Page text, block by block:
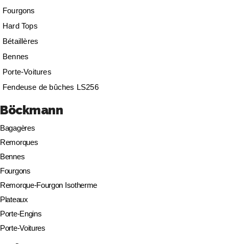
Fourgons
Hard Tops
Bétaillères
Bennes
Porte-Voitures
Fendeuse de bûches LS256
Böckmann
Bagagères
Remorques
Bennes
Fourgons
Remorque-Fourgon Isotherme
Plateaux
Porte-Engins
Porte-Voitures